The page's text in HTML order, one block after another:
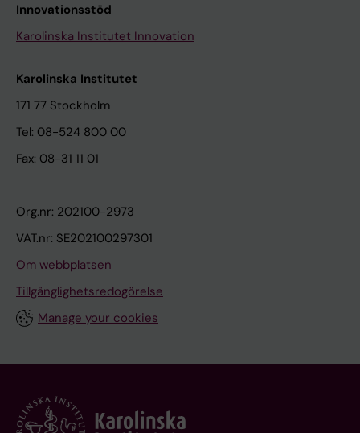
Innovationsstöd
Karolinska Institutet Innovation
Karolinska Institutet
171 77 Stockholm
Tel: 08-524 800 00
Fax: 08-31 11 01
Org.nr: 202100-2973
VAT.nr: SE202100297301
Om webbplatsen
Tillgänglighetsredogörelse
Manage your cookies